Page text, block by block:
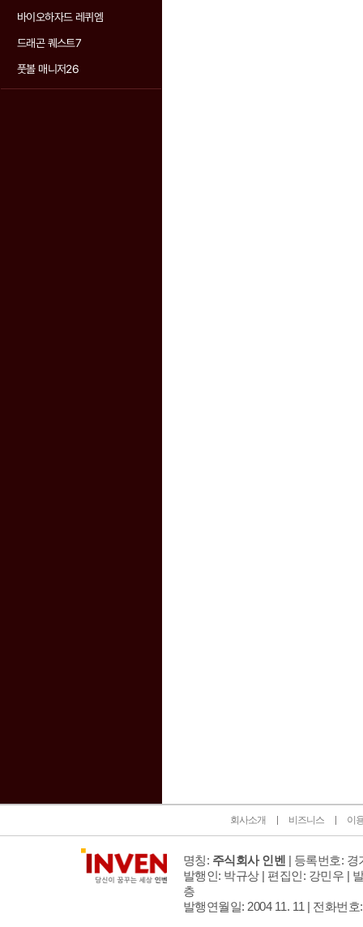
바이오하자드 레퀴엠
드래곤 퀘스트7
풋볼 매니저26
회사소개 비즈니스 이
명칭: 주식회사 인벤 | 등록번호: 경
발행인: 박규상 | 편집인: 강민우 |
층
발행연월일: 2004 11. 11 | 전화번호